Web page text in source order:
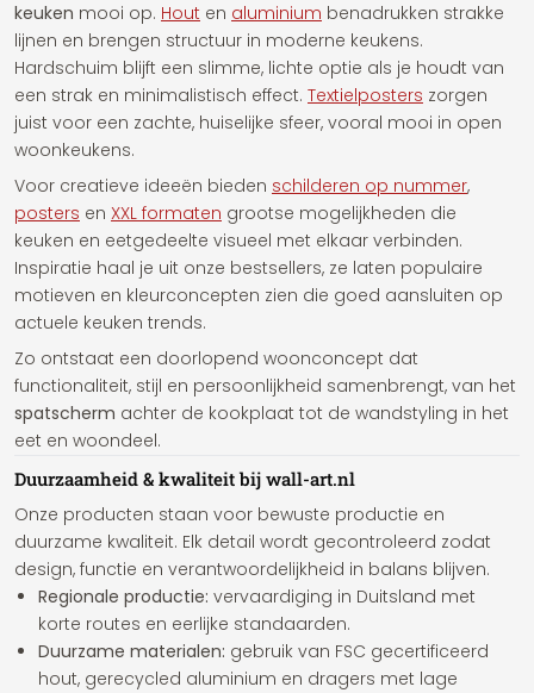
keuken mooi op. Hout en aluminium benadrukken strakke
lijnen en brengen structuur in moderne keukens.
Hardschuim blijft een slimme, lichte optie als je houdt van
een strak en minimalistisch effect. Textielposters zorgen
juist voor een zachte, huiselijke sfeer, vooral mooi in open
woonkeukens.
Voor creatieve ideeën bieden schilderen op nummer,
posters en XXL formaten grootse mogelijkheden die
keuken en eetgedeelte visueel met elkaar verbinden.
Inspiratie haal je uit onze bestsellers, ze laten populaire
motieven en kleurconcepten zien die goed aansluiten op
actuele keuken trends.
Zo ontstaat een doorlopend woonconcept dat
functionaliteit, stijl en persoonlijkheid samenbrengt, van het
spatscherm achter de kookplaat tot de wandstyling in het
eet en woondeel.
Duurzaamheid & kwaliteit bij wall-art.nl
Onze producten staan voor bewuste productie en
duurzame kwaliteit. Elk detail wordt gecontroleerd zodat
design, functie en verantwoordelijkheid in balans blijven.
Regionale productie: vervaardiging in Duitsland met
korte routes en eerlijke standaarden.
Duurzame materialen: gebruik van FSC gecertificeerd
hout, gerecycled aluminium en dragers met lage